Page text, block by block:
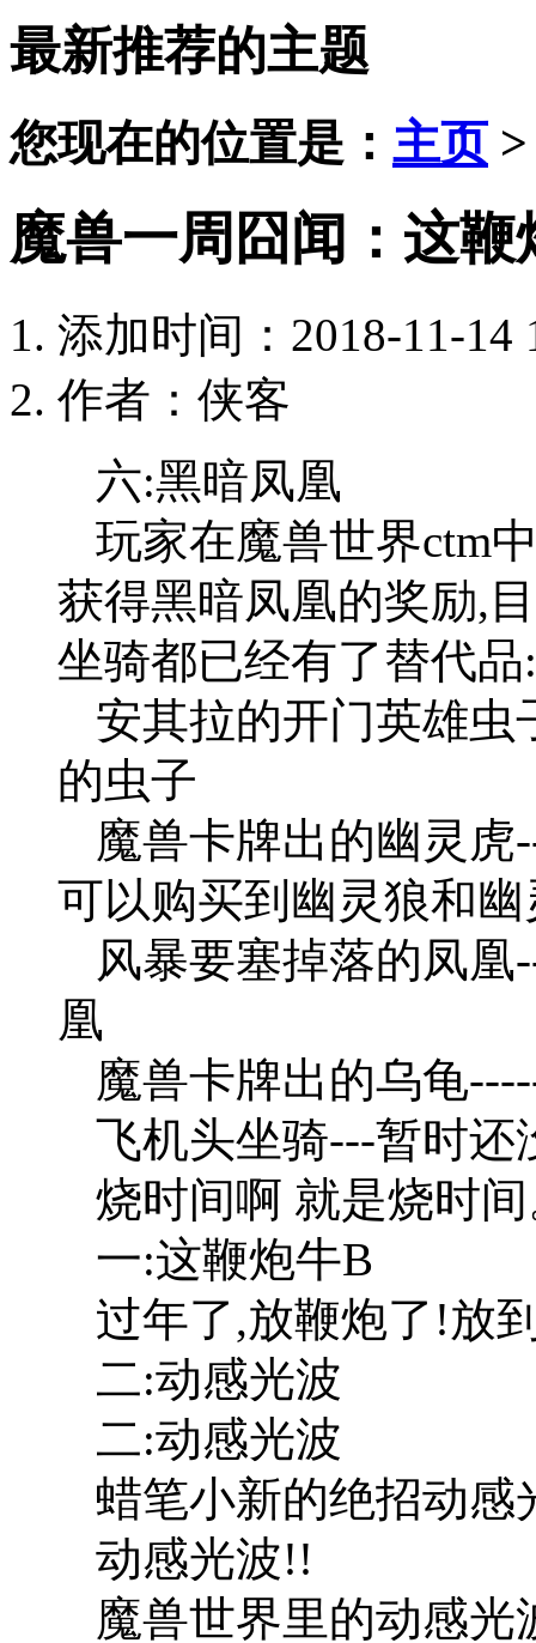
最新推荐的主题
您现在的位置是： 主页
魔兽一周囧闻：这
添加时间：2018-11-14
作者：侠客
六:黑暗凤凰
玩家在魔兽世界ctm
获得黑暗凤凰的奖励,
坐骑都已经有了替代品:
安其拉的开门英雄虫
的虫子
魔兽卡牌出的幽灵
可以购买到幽灵狼和幽
风暴要塞掉落的凤
凰
魔兽卡牌出的乌龟
飞机头坐骑---暂时还
烧时间啊 就是烧时
一:这鞭炮牛B
过年了,放鞭炮了!放
二:动感光波
二:动感光波
蜡笔小新的绝招动感
动感光波!!
魔兽世界里的动感光